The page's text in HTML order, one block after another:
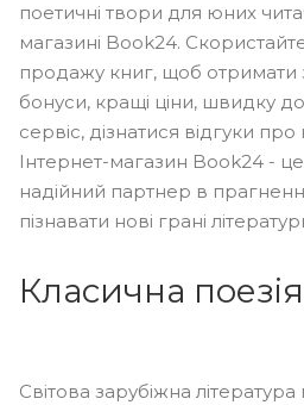
поетичні твори для юних
магазині Book24.
продажу книг, щоб отримати
бонуси, кращі ціни, швидку
сервіс, дізнатися відгуки
Інтернет-магазин Book24 -
надійний партнер в
пізнавати нові грані
Класична поезія
Світова зарубіжна